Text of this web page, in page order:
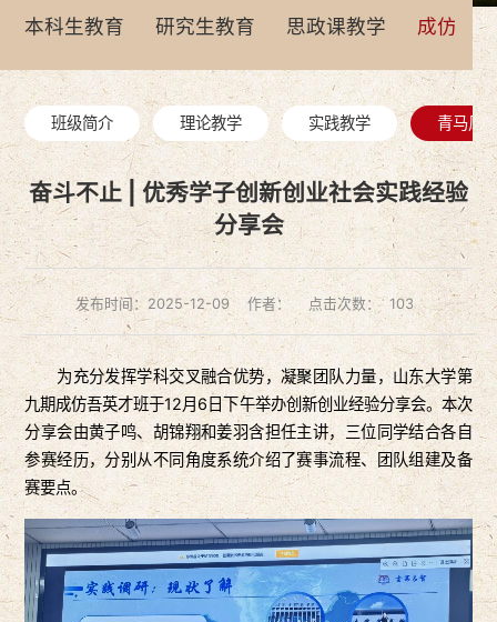
本科生教育 研究生教育 思政课教学 成仿吾
班级简介 理论教学 实践教学 青马风
奋斗不止 | 优秀学子创新创业社会实践经验
分享会
发布时间：2025-12-09 作者： 点击次数： 103
为充分发挥学科交叉融合优势，凝聚团队力量，山东大学第
九期成仿吾英才班于12月6日下午举办创新创业经验分享会。本次
分享会由黄子鸣、胡锦翔和姜羽含担任主讲，三位同学结合各自
参赛经历，分别从不同角度系统介绍了赛事流程、团队组建及备
赛要点。